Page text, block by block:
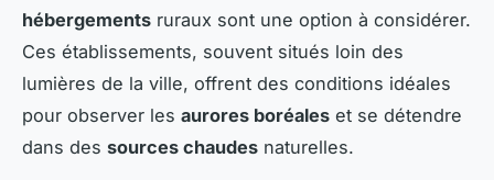
hébergements ruraux sont une option à considérer.
Ces établissements, souvent situés loin des
lumières de la ville, offrent des conditions idéales
pour observer les aurores boréales et se détendre
dans des sources chaudes naturelles.